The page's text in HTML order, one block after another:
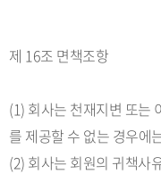
제 16조 면책조항
(1) 회사는 천재지변 또는
를 제공할 수 없는 경우에
(2) 회사는 회원의 귀책사